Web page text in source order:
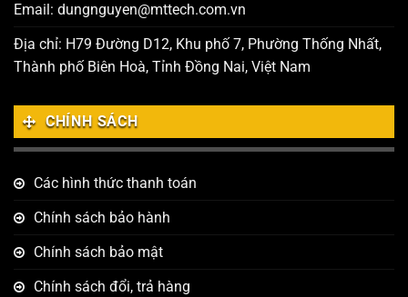
Email: dungnguyen@mttech.com.vn
Địa chỉ: H79 Đường D12, Khu phố 7, Phường Thống Nhất,
Thành phố Biên Hoà, Tỉnh Đồng Nai, Việt Nam
CHÍNH SÁCH
Các hình thức thanh toán
Chính sách bảo hành
Chính sách bảo mật
Chính sách đổi, trả hàng